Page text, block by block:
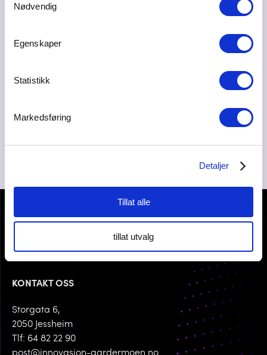
Nødvendig
Egenskaper
Statistikk
Markedsføring
Detaljer
Tillat alle
tillat utvalg
KONTAKT OSS
Storgata 6,
2050 Jessheim
Tlf: 64 82 22 90